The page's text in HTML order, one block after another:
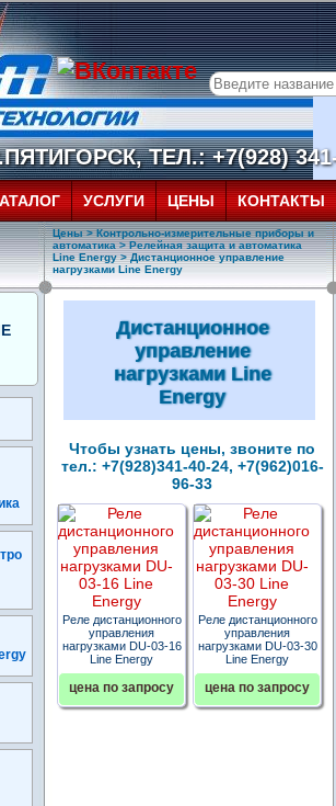
ТЕЛ.: +7(928)
УСЛУГИ ЦЕНЫ КОНТАКТЫ
Цены>Контрольно-измерительные приборы и
автоматика>Релейная защита и автоматика
Line Energy> Дистанционное управление
нагрузками Line Energy
Дистанционное
управление
нагрузками Line
Energy
Чтобы узнать цены, звоните по
тел.: +7(928)341-40-24, +7(962)016-
96-33
Реле дистанционного
управления
нагрузками DU-03-16
Line Energy
цена по запросу
Реле дистанционного
управления
нагрузками DU-03-30
Line Energy
цена по запросу